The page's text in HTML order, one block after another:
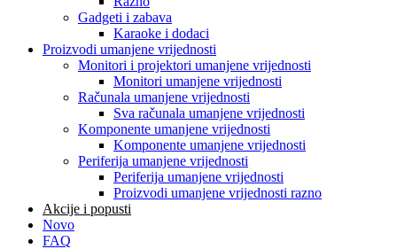
Gadgeti i zabava
Karaoke i dodaci
Proizvodi umanjene vrijednosti
Monitori i projektori umanjene vrijednosti
Monitori umanjene vrijednosti
Računala umanjene vrijednosti
Sva računala umanjene vrijednosti
Komponente umanjene vrijednosti
Komponente umanjene vrijednosti
Periferija umanjene vrijednosti
Periferija umanjene vrijednosti
Proizvodi umanjene vrijednosti razno
Akcije i popusti
Novo
FAQ